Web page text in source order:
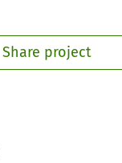
Share project